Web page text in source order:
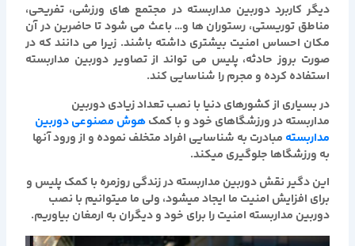
دیگر کاربرد دوربین مداربسته در مجتمع های ورزشی، تفریحی،
مناطق توریستی، رستوران ها و… باعث می شود تا حاضرین در آن
مکان احساس امنیت بیشتری داشته باشند. زیرا می دانند که در
صورت بروز حادثه، پلیس می تواند از تصاویر دوربین مداربسته
استفاده کرده و مجرم را شناسایی کند.
در بسیاری از کشورهای دنیا با نصب تعداد زیادی دوربین
مداربسته در ورزشگاهای خود و با کمکهوش مصنوعی دوربین
مداربسته مبادرت به شناسایی افراد متخلف نموده و از ورود آنها
به ورزشگاها جلوگیری میکند.
این دگیر نقش دوربین مداربسته در زندگی روزمره با کمک پلیس و
برای افزایش امنیت ما ایجاد میشود، ولی ما میتوانیم با نصب
دوربین مداربسته امنیت را برای خود و دیگران به ارمغان بیاوریم.